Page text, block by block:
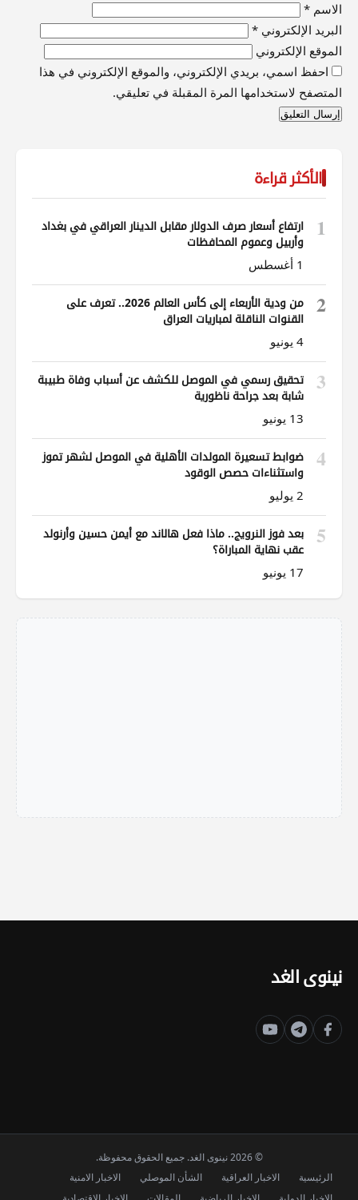
الاسم *
البريد الإلكتروني *
الموقع الإلكتروني
احفظ اسمي، بريدي الإلكتروني، والموقع الإلكتروني في هذا
المتصفح لاستخدامها المرة المقبلة في تعليقي.
الأكثر قراءة
1
ارتفاع أسعار صرف الدولار مقابل الدينار العراقي في بغداد
وأربيل وعموم المحافظات
1 أغسطس
2
من ودية الأربعاء إلى كأس العالم 2026.. تعرف على
القنوات الناقلة لمباريات العراق
4 يونيو
3
تحقيق رسمي في الموصل للكشف عن أسباب وفاة طبيبة
شابة بعد جراحة ناظورية
13 يونيو
4
ضوابط تسعيرة المولدات الأهلية في الموصل لشهر تموز
واستثناءات حصص الوقود
2 يوليو
5
بعد فوز النرويج.. ماذا فعل هالاند مع أيمن حسين وأرنولد
عقب نهاية المباراة؟
17 يونيو
نينوى الغد
© 2026 نينوى الغد. جميع الحقوق محفوظة.
الرئيسية الاخبار العراقية الشأن الموصلي
الاخبار الامنية